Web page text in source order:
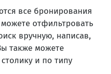
все бронирования
отфильтровать
вручную, написав,
также можете
и по типу